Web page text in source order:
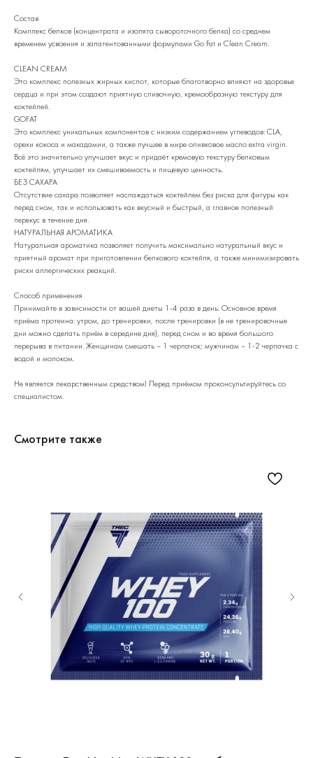
Состав
Комплекс белков (концентрата и изолята сывороточного белка) со среднем
временем усвоения и запатентованными формулами Go Fat и Clean Cream.
CLEAN CREAM
Это комплекс полезных жирных кислот, которые благотворно влияют на здоровье
сердца и при этом создают приятную сливочную, кремообразную текстуру для
коктейлей.
GOFAT
Это комплекс уникальных компонентов с низким содержанием углеводов: CLA,
орехи кокоса и макадамии, а также лучшее в мире оливковое масло extra virgin.
Всё это значительно улучшает вкус и придаёт кремовую текстуру белковым
коктейлям, улучшает их смешиваемость и пищевую ценность.
БЕЗ САХАРА
Отсутствие сахара позволяет наслаждаться коктейлем без риска для фигуры как
перед сном, так и использовать как вкусный и быстрый, а главное полезный
перекус в течение дня.
НАТУРАЛЬНАЯ АРОМАТИКА
Натуральная ароматика позволяет получить максимально натуральный вкус и
приятный аромат при приготовлении белкового коктейля, а также минимизировать
риски аллергических реакций.
Способ применения
Принимайте в зависимости от вашей диеты 1-4 раза в день. Основное время
приёма протеина: утром, до тренировки, после тренировки (в не тренировочные
дни можно сделать приём в середине дня), перед сном и во время большого
перерыва в питании. Женщинам смешать – 1 черпачок; мужчинам – 1-2 черпачка с
водой и молоком.
Не является лекарственным средством! Перед приёмом проконсультируйтесь со
специалистом.
Смотрите также